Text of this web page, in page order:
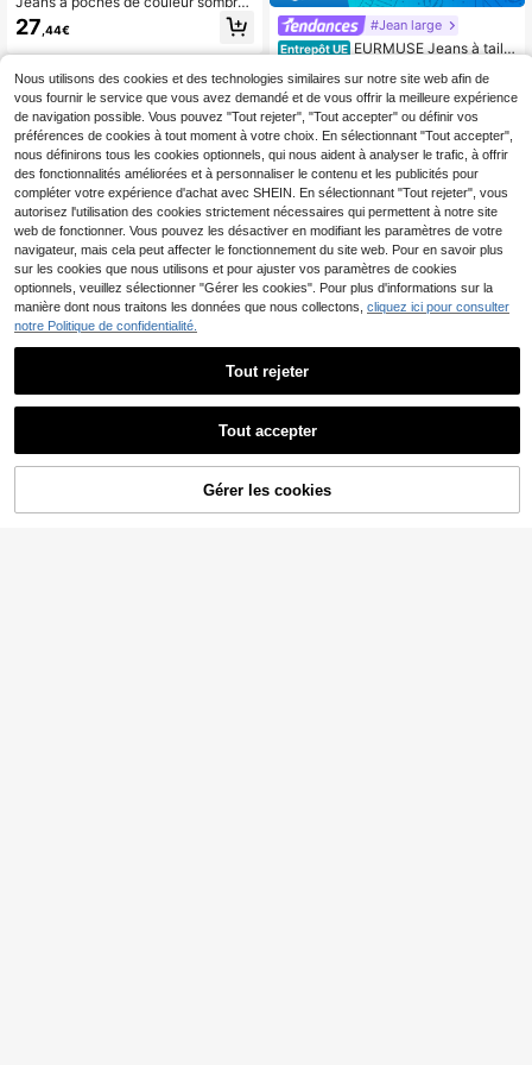
pour femmes - Vêtements de printe
mps décontractés pour femmes en
automne
27 ,44€
SHEIN Tall 100% Coton
Jean Taille Haute Jambe Large Bas
an Jambe Large Femme Jean Jamb
e Large Femme, Femmes Grandes
18,02€18,03€
#Jean large
Entrepôt UE EURMUSE Jeans à taille
on pour femmes avec poches diago
nales
19,54€19,56€
#Tenues décontractées
Entrepôt UE
30,09€
CRAQUEZ DES MAINTENANT
Nous utilisons des cookies et des technologies similaires sur notre site web afin de
vous fournir le service que vous avez demandé et de vous offrir la meilleure expérience
de navigation possible. Vous pouvez "Tout rejeter", "Tout accepter" ou définir vos
préférences de cookies à tout moment à votre choix. En sélectionnant "Tout accepter",
nous définirons tous les cookies optionnels, qui nous aident à analyser le trafic, à offrir
des fonctionnalités améliorées et à personnaliser le contenu et les publicités pour
compléter votre expérience d'achat avec SHEIN. En sélectionnant "Tout rejeter", vous
autorisez l'utilisation des cookies strictement nécessaires qui permettent à notre site
web de fonctionner. Vous pouvez les désactiver en modifiant les paramètres de votre
navigateur, mais cela peut affecter le fonctionnement du site web. Pour en savoir plus
sur les cookies que nous utilisons et pour ajuster vos paramètres de cookies
optionnels, veuillez sélectionner "Gérer les cookies". Pour plus d'informations sur la
manière dont nous traitons les données que nous collectons, cliquez ici pour consulter
notre Politique de confidentialité.
Tout rejeter
Tout accepter
Gérer les cookies